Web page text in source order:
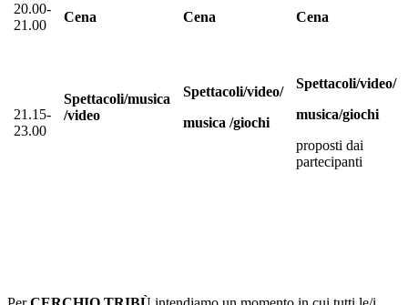
20.00-
21.00
Cena Cena Cena
21.15-
23.00
Spettacoli/musica
/video
Spettacoli/video/
musica /giochi
Spettacoli/video/
musica/giochi
proposti dai
partecipanti